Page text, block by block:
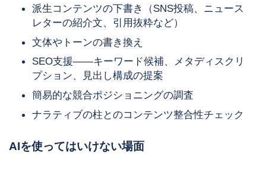
派生コンテンツの下書き（SNS投稿、ニュース
レターの紹介文、引用抜粋など）
文体やトーンの書き換え
SEO支援——キーワード候補、メタディスクリ
プション、見出し構成の提案
簡易的な競合ポジショニングの調査
ナラティブの柱とのコンテンツ整合性チェック
AIを使ってはいけない場面